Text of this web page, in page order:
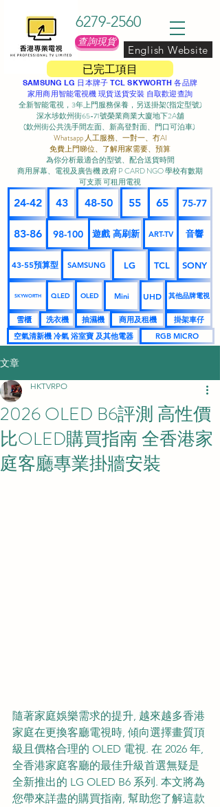
已完工項目
6279-2560
查詢現貨
English Website
SAMSUNG LG 日本牌子 TCL SKYWORTH 各品牌
家用商用智能電視機 現貨送貨安裝 自取歡迎查詢
全新智能電視，3年上門服務保養，另送掛架(指定型號)
深水埗欽州街65-71號榮業商業大廈地下2A舖
(欽州街公共洗手間左面、新高登對面、門口可泊車) ​
Whatsapp 人工服務、一對一、冇AI
免費上門睇位、了解用家需要、預算
為你分析最適合的型號、配合送貨時間
商用屏幕、電視及廣告機 政府 P CARD NGO 學校有數期
可支票 可租用電視
24-42 43 48-50 55 65 75-77
83-86 98-100 遊戲 高刷新 ART-TV 音響
43-55預算型 SAMSUNG LG TCL SONY
SKYWORTH QLED OLED Mini UHD 其他品牌電視
雪櫃 洗衣機 抽濕機 商用及租機
掛架車仔
空氣清新機 冷氣 浴室寶 及其他電器
RGB MICRO
文章
2026 OLED B6評測 高性價
比OLED購買指南 全香港家
庭客廳專業掛牆安裝
HKTVRPO
隨著家庭娛樂需求的提升, 越來越多香港
家庭在更換客廳電視時, 傾向選擇畫質頂
級且價格合理的 OLED 電視. 在 2026 年,
全香港家庭客廳的最佳升級首選無疑是
全新推出的 LG OLED B6 系列. 本文將為
您帶來詳盡的購買指南, 幫助您了解這款